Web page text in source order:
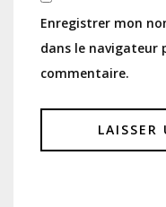
Enregistrer mon
dans le navigateur
commentaire.